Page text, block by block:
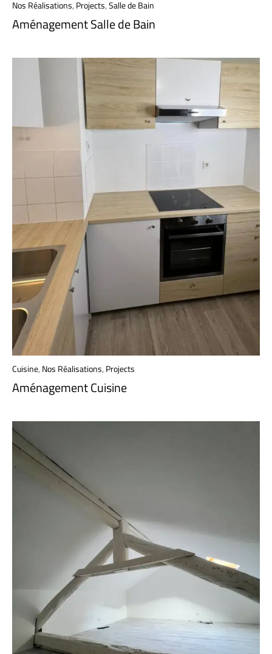
Nos Réalisations, Projects,Salle de Bain
Aménagement Salle de Bain
Cuisine, Nos Réalisations, Projects
Aménagement Cuisine